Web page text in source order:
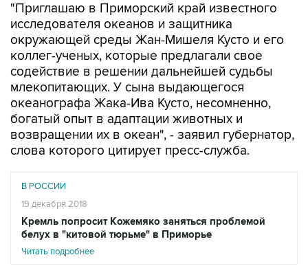
"Приглашаю в Приморский край известного
исследователя океанов и защитника
окружающей среды Жан-Мишеля Кусто и его
коллег-ученых, которые предлагали свое
содействие в решении дальнейшей судьбы
млекопитающих. У сына выдающегося
океанографа Жака-Ива Кусто, несомненно,
богатый опыт в адаптации животных и
возвращении их в океан", - заявил губернатор,
слова которого цитирует пресс-служба.
В РОССИИ
19 декабря 2018
Кремль попросит Кожемяко заняться проблемой
белух в "китовой тюрьме" в Приморье
Читать подробнее